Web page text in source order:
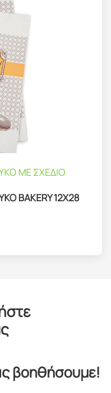
ΜΕ ΣΧΕΔΙΟ
BAKERY 12Χ28
βοηθήσουμε!